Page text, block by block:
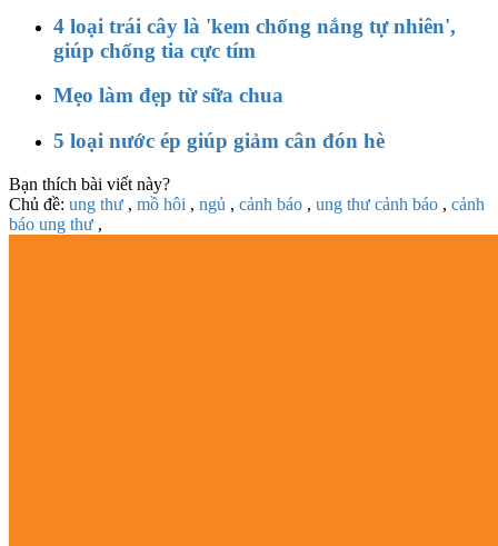
4 loại trái cây là 'kem chống nắng tự nhiên',
giúp chống tia cực tím
Mẹo làm đẹp từ sữa chua
5 loại nước ép giúp giảm cân đón hè
Bạn thích bài viết này?
Chủ đề: ung thư , mồ hôi , ngủ , cảnh báo , ung thư cảnh báo , cảnh
báo ung thư ,